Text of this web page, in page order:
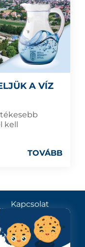
A VÍZ
kell
TOVÁBB
Kapcsolat
KÖVESSENEK